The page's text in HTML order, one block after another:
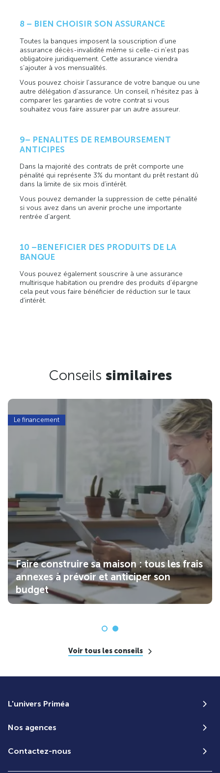
8 – BIEN CHOISIR SON ASSURANCE
Toutes la banques imposent la souscription d’une
assurance décès-invalidité même si celle-ci n’est pas
obligatoire juridiquement. Cette assurance viendra
s’ajouter à vos mensualités.
Vous pouvez choisir l’assurance de votre banque ou une
autre délégation d’assurance. Un conseil, n’hésitez pas à
comparer les garanties de votre contrat si vous
souhaitez vous faire assurer par un autre assureur.
9– PENALITES DE REMBOURSEMENT
ANTICIPES
Dans la majorité des contrats de prêt comporte une
pénalité qui représente 3% du montant du prêt restant dû
dans la limite de six mois d’intérêt.
Vous pouvez demander la suppression de cette pénalité
si vous avez dans un avenir proche une importante
rentrée d’argent.
10 –BENEFICIER DES PRODUITS DE LA
BANQUE
Vous pouvez également souscrire à une assurance
multirisque habitation ou prendre des produits d’épargne
cela peut vous faire bénéficier de réduction sur le taux
d’intérêt.
Conseils similaires
Le financement
Faire construire sa maison : tous les frais
annexes à prévoir et anticiper son
budget
Voir tous les conseils
L'univers Priméa
Nos agences
Contactez-nous